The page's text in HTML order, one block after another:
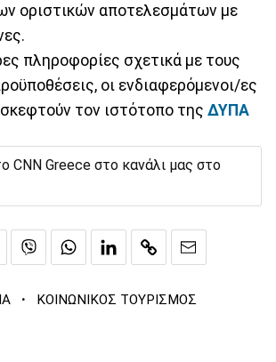
οριστικών αποτελεσμάτων με
πληροφορίες σχετικά με τους
οι ενδιαφερόμενοι/ες
τον ιστότοπο της ΔΥΠΑ
CNN Greece στο κανάλι μας στο
· ΚΟΙΝΩΝΙΚΟΣ ΤΟΥΡΙΣΜΟΣ